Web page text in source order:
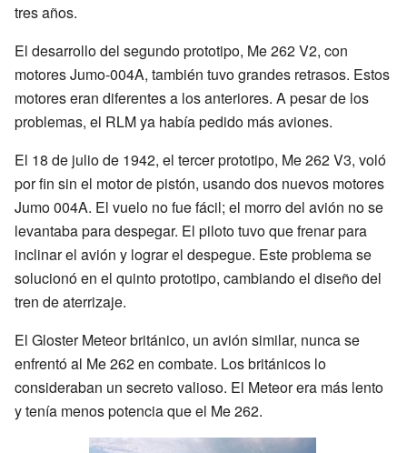
tres años.
El desarrollo del segundo prototipo, Me 262 V2, con
motores Jumo-004A, también tuvo grandes retrasos. Estos
motores eran diferentes a los anteriores. A pesar de los
problemas, el RLM ya había pedido más aviones.
El 18 de julio de 1942, el tercer prototipo, Me 262 V3, voló
por fin sin el motor de pistón, usando dos nuevos motores
Jumo 004A. El vuelo no fue fácil; el morro del avión no se
levantaba para despegar. El piloto tuvo que frenar para
inclinar el avión y lograr el despegue. Este problema se
solucionó en el quinto prototipo, cambiando el diseño del
tren de aterrizaje.
El Gloster Meteor británico, un avión similar, nunca se
enfrentó al Me 262 en combate. Los británicos lo
consideraban un secreto valioso. El Meteor era más lento
y tenía menos potencia que el Me 262.